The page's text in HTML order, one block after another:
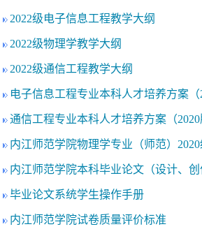
2022级电子信息工程教学大纲
2022级物理学教学大纲
2022级通信工程教学大纲
电子信息工程专业本科人才培养方案（
通信工程专业本科人才培养方案（2020
内江师范学院物理学专业（师范）
内江师范学院本科毕业论文（设计、
毕业论文系统学生操作手册
内江师范学院试卷质量评价标准